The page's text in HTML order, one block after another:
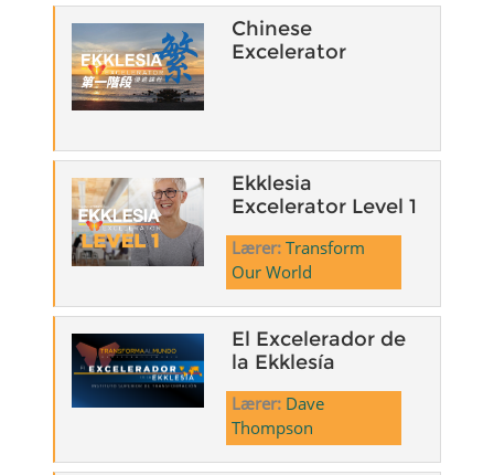
Chinese
Excelerator
Ekklesia
Excelerator Level 1
Lærer: Transform
Our World
El Excelerador de
la Ekklesía
Lærer: Dave
Thompson